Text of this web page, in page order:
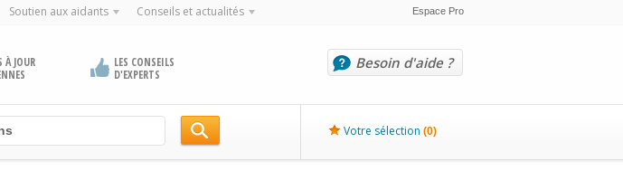
Soutien aux aidants Conseils et actualités Espace Pro
À JOUR
LES CONSEILS
D'EXPERTS
Besoin d'aide ?
Votre sélection (0)